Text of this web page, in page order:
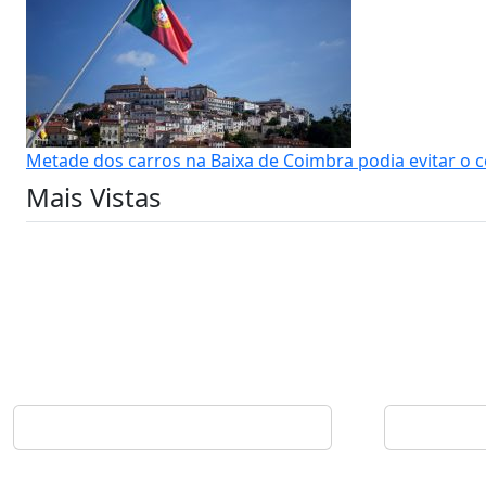
Metade dos carros na Baixa de Coimbra podia evitar o
Mais Vistas